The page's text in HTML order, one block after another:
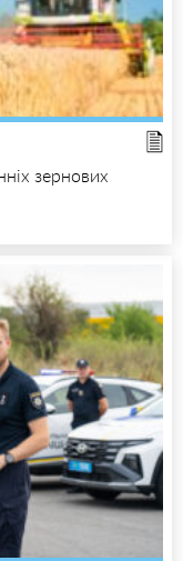
зернових